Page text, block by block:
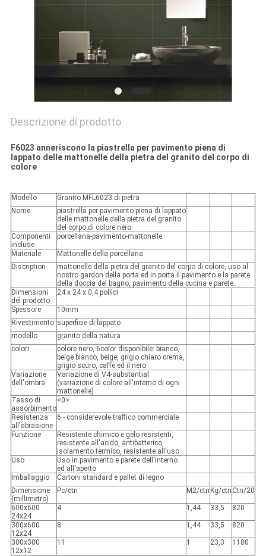
Descrizione di prodotto
F6023 anneriscono la piastrella per pavimento piena di
lappato delle mattonelle della pietra del granito del corpo di
colore
Modello
Granito MFL6023 di pietra
Nome:
piastrella per pavimento piena di lappato
delle mattonelle della pietra del granito
del corpo di colore nero
Componenti
incluse
porcellana-pavimento-mattonelle
Materiale
Mattonelle della porcellana
Discription
mattonelle della pietra del granito del corpo di colore, uso al
nostro gardon della porta ed in porta il pavimento e la parete
della doccia del bagno, pavimento della cucina e parete.
Dimensioni
del prodotto
24 x 24 x 0,4 pollici
Spessore
10mm
Rivestimento superficie di lappato
modello
granito della natura
colori
colore nero, 6color disponibile: bianco,
beige bianco, beige, grigio chiaro crema,
grigio scuro, caffè ed il nero
Variazione
dell'ombra
Variazione di V4-substantial
(variazione di colore all'interno di ogni
mattonelle)
Tasso di
assorbimento
<0>
Resistenza
all'abrasione
6 - considerevole traffico commerciale
Funzione
Resistente chimico e gelo resistenti,
resistente all'acido, antibatterico,
isolamento termico, resistente all'uso
Uso
Uso in pavimento e parete dell'interno
ed all'aperto
Imballaggio
Cartoni standard e pallet di legno
Dimensione
(millimetro)
Pc/ctn M2/ctn Kg/ctn Ctn/20
600x600
24x24
4 1,44 33,5 820
300x600
12x24
8 1,44 33,5 820
300x300
12x12
11 1 23,3 1180